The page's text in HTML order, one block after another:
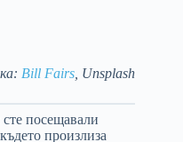
Bill Fairs , Unsplash
посещавали
произлиза